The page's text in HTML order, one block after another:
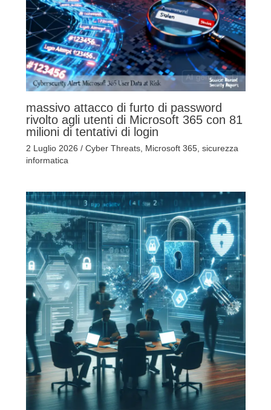
massivo attacco di furto di password
rivolto agli utenti di Microsoft 365 con 81
milioni di tentativi di login
2 Luglio 2026 / Cyber Threats, Microsoft 365, sicurezza
informatica